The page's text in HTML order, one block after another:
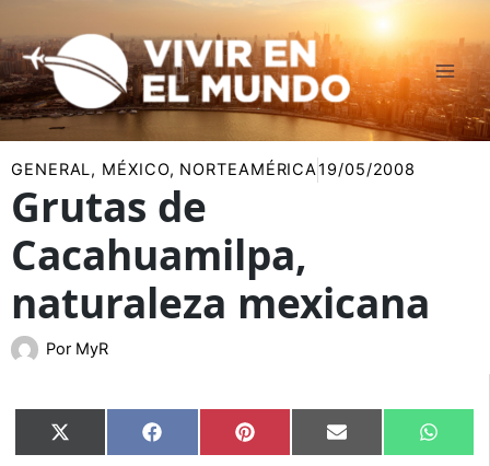
al
contenido
GENERAL, MÉXICO, NORTEAMÉRICA19/05/2008
Grutas de
Cacahuamilpa,
naturaleza mexicana
Por MyR
Compartir
en
X
(Twitter)
Compartir
en
Facebook Compartir
en
Pinterest Compartir
en
Email
en